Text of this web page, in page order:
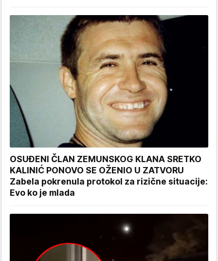
OSUĐENI ČLAN ZEMUNSKOG KLANA SRETKO
KALINIĆ PONOVO SE OŽENIO U ZATVORU
Zabela pokrenula protokol za rizične situacije:
Evo ko je mlada